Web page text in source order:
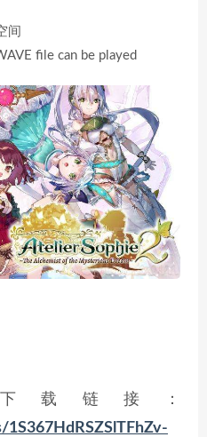
间
file can be played
载链接：